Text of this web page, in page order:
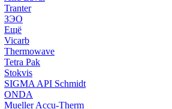
Tranter
ЗЭО
Ещё
Vicarb
Thermowave
Tetra Pak
Stokvis
SIGMA API Schmidt
ONDA
Mueller Accu-Therm